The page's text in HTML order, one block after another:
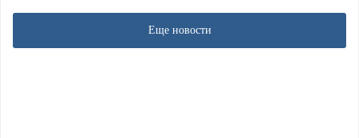
Еще новости